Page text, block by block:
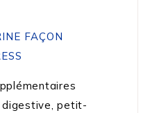
FAÇON
petit-